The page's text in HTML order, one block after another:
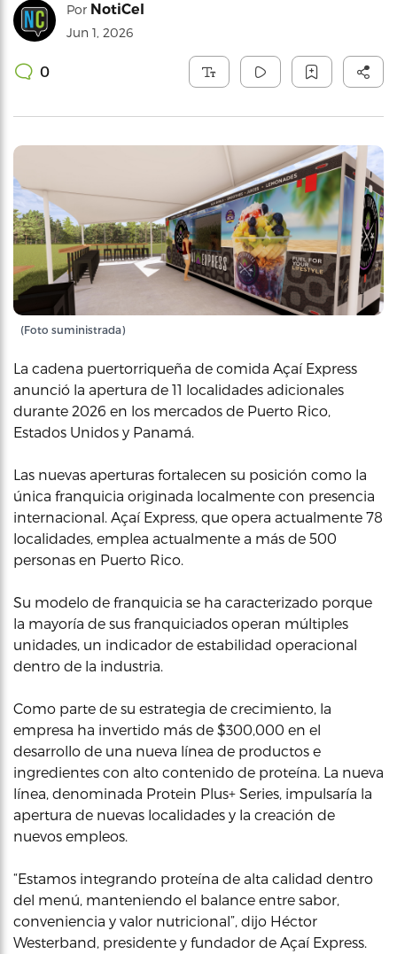
Por NotiCel
Jun 1, 2026
0
(Foto suministrada)
La cadena puertorriqueña de comida Açaí Express
anunció la apertura de 11 localidades adicionales
durante 2026 en los mercados de Puerto Rico,
Estados Unidos y Panamá.
Las nuevas aperturas fortalecen su posición como la
única franquicia originada localmente con presencia
internacional. Açaí Express, que opera actualmente 78
localidades, emplea actualmente a más de 500
personas en Puerto Rico.
Su modelo de franquicia se ha caracterizado porque
la mayoría de sus franquiciados operan múltiples
unidades, un indicador de estabilidad operacional
dentro de la industria.
Como parte de su estrategia de crecimiento, la
empresa ha invertido más de $300,000 en el
desarrollo de una nueva línea de productos e
ingredientes con alto contenido de proteína. La nueva
línea, denominada Protein Plus+ Series, impulsaría la
apertura de nuevas localidades y la creación de
nuevos empleos.
“Estamos integrando proteína de alta calidad dentro
del menú, manteniendo el balance entre sabor,
conveniencia y valor nutricional”, dijo Héctor
Westerband, presidente y fundador de Açaí Express.